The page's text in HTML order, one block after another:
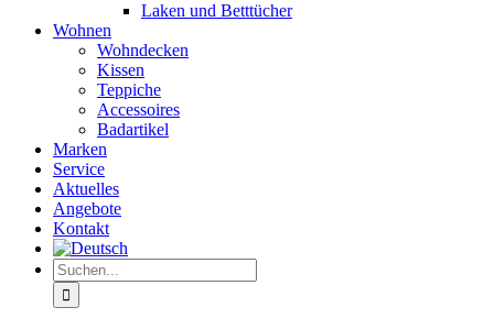
Laken und Betttücher
Wohnen
Wohndecken
Kissen
Teppiche
Accessoires
Badartikel
Marken
Service
Aktuelles
Angebote
Kontakt
Suche
nach: